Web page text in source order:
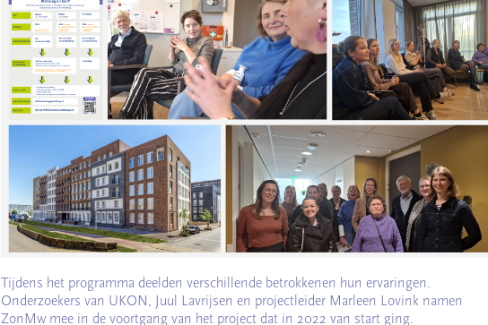
Tijdens het programma deelden verschillende betrokkenen hun ervaringen.
Onderzoekers van UKON, Juul Lavrijsen en projectleider Marleen Lovink namen
ZonMw mee in de voortgang van het project dat in 2022 van start ging.